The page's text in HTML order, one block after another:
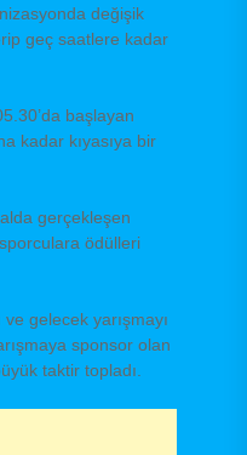
değişik
geç saatlere kadar
başlayan
kadar kıyasıya bir
gerçekleşen
ödülleri
ve gelecek yarışmayı
sponsor olan
taktir topladı.